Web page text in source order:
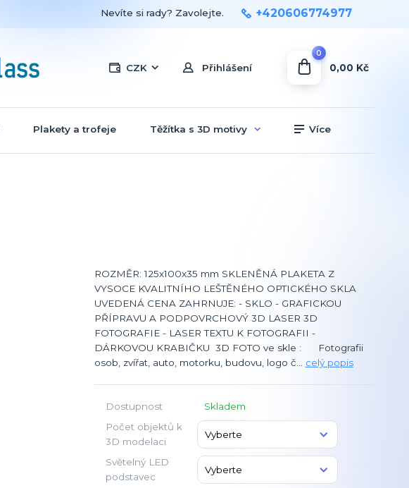
CZK Přihlášení
Nevíte si rady? Zavolejte. +420606774977
0
0,00 Kč
Plakety a trofeje Těžítka s 3D motivy Více
ROZMĚR: 125x100x35 mm SKLENĚNÁ PLAKETA Z
VYSOCE KVALITNÍHO LEŠTĚNÉHO OPTICKÉHO SKLA
UVEDENÁ CENA ZAHRNUJE: - SKLO - GRAFICKOU
PŘÍPRAVU A PODPOVRCHOVÝ 3D LASER 3D
FOTOGRAFIE - LASER TEXTU K FOTOGRAFII -
DÁRKOVOU KRABIČKU 3D FOTO ve skle : Fotografii
osob, zvířat, auto, motorku, budovu, logo č... celý popis
Dostupnost
Skladem
Počet objektů k
3D modelaci
Světelný LED
podstavec